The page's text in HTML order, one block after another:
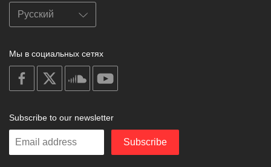
Мы в социальных сетях
on
facebook
soundcloud
Subscribe to our newsletter
Enter
Subscribe